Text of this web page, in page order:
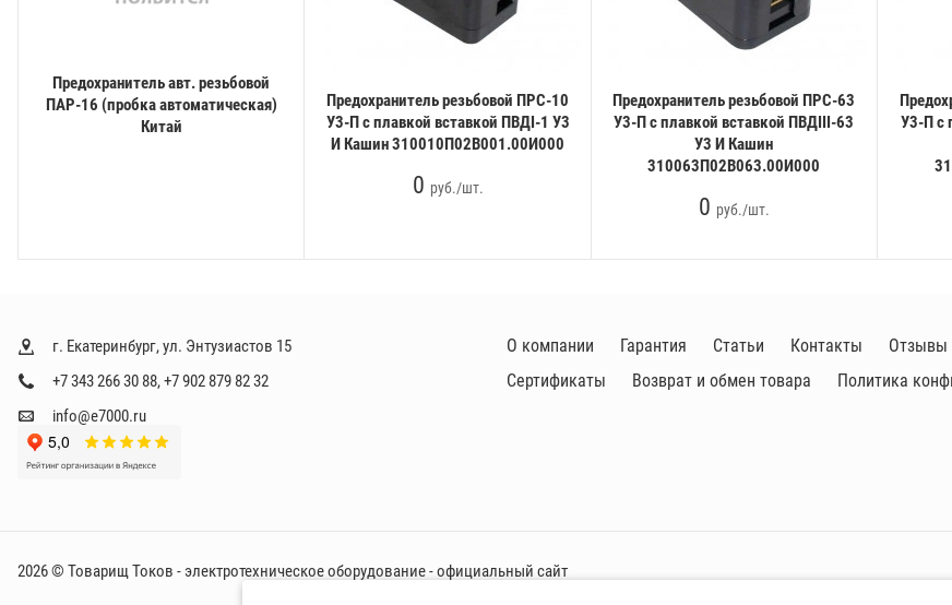
Предохранитель авт. резьбовой
ПАР-16 (пробка автоматическая)
Китай
Предохранитель резьбовой ПРС-10
У3-П с плавкой вставкой ПВДI-1 У3
И Кашин 310010П02В001.00И000
0 руб./шт.
Предохранитель резьбовой ПРС-63
У3-П с плавкой вставкой ПВДIII-63
У3 И Кашин
310063П02В063.00И000
0 руб./шт.
У3-П с
г. Екатеринбург, ул. Энтузиастов 15
+7 343 266 30 88,+7 902 879 82 32
info@e7000.ru
О компании Гарантия Статьи Контакты Отзывы
Сертификаты
Возврат и обмен товара Политика
2026 © Товарищ Токов - электротехническое оборудование - официальный сайт